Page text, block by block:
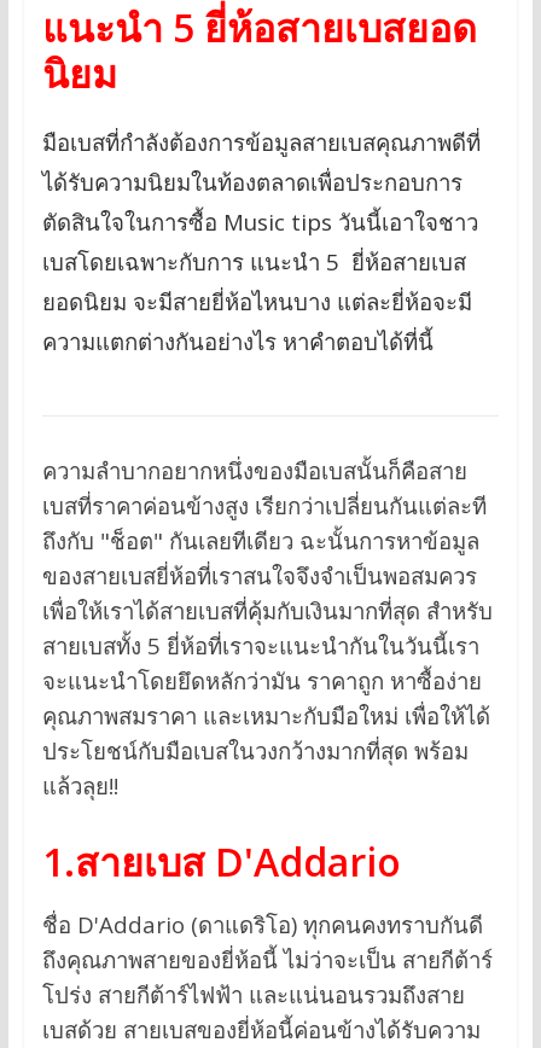
แนะนำ 5 ยี่ห้อสายเบสยอด
นิยม
มือเบสที่กำลังต้องการข้อมูลสายเบสคุณภาพดีที่
ได้รับความนิยมในท้องตลาดเพื่อประกอบการ
ตัดสินใจในการซื้อ Music tips วันนี้เอาใจชาว
เบสโดยเฉพาะกับการ แนะนำ 5 ยี่ห้อสายเบส
ยอดนิยม จะมีสายยี่ห้อไหนบาง แต่ละยี่ห้อจะมี
ความแตกต่างกันอย่างไร หาคำตอบได้ที่นี้
ความลำบากอยากหนึ่งของมือเบสนั้นก็คือสาย
เบสที่ราคาค่อนข้างสูง เรียกว่าเปลี่ยนกันแต่ละที
ถึงกับ "ช็อต" กันเลยทีเดียว ฉะนั้นการหาข้อมูล
ของสายเบสยี่ห้อที่เราสนใจจึงจำเป็นพอสมควร
เพื่อให้เราได้สายเบสที่คุ้มกับเงินมากที่สุด สำหรับ
สายเบสทั้ง 5 ยี่ห้อที่เราจะแนะนำกันในวันนี้เรา
จะแนะนำโดยยึดหลักว่ามัน ราคาถูก หาซื้อง่าย
คุณภาพสมราคา และเหมาะกับมือใหม่ เพื่อให้ได้
ประโยชน์กับมือเบสในวงกว้างมากที่สุด พร้อม
แล้วลุย!!
1.สายเบส D'Addario
ชื่อ D'Addario (ดาแดริโอ) ทุกคนคงทราบกันดี
ถึงคุณภาพสายของยี่ห้อนี้ ไม่ว่าจะเป็น สายกีต้าร์
โปร่ง สายกีต้าร์ไฟฟ้า และแน่นอนรวมถึงสาย
เบสด้วย สายเบสของยี่ห้อนี้ค่อนข้างได้รับความ